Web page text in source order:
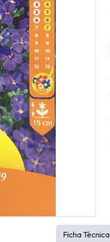
Ficha Técnica